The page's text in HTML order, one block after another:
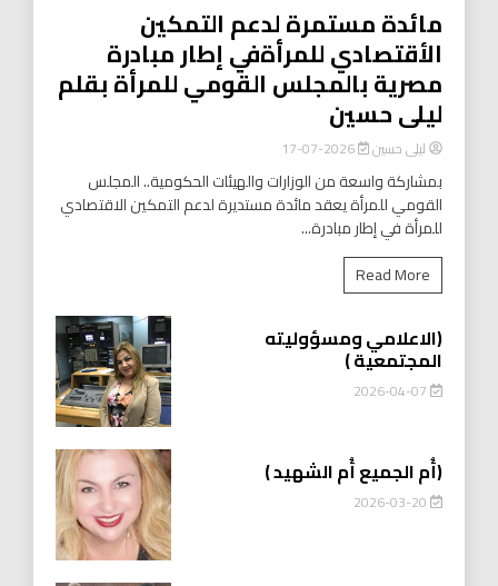
مائدة مستمرة لدعم التمكين
الأقتصادي للمرأةفي إطار مبادرة
مصرية بالمجلس القومي للمرأة بقلم
ليلى حسين
ليلى حسين 2026-07-17
بمشاركة واسعة من الوزارات والهيئات الحكومية.. المجلس
القومي للمرأة يعقد مائدة مستديرة لدعم التمكين الاقتصادي
للمرأة في إطار مبادرة...
Read More
(الاعلامي ومسؤوليته
المجتمعية )
2026-04-07
(أُم الجميع أُم الشهيد )
2026-03-20